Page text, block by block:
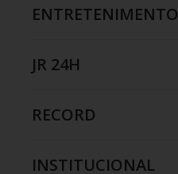
ENTRETENIMENTO
JR 24H
RECORD
INSTITUCIONAL